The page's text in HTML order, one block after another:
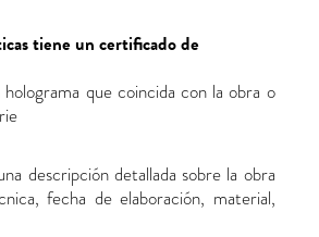
tiene un certificado de
que coincida con la obra o
descripción detallada sobre la obra
fecha de elaboración, material,